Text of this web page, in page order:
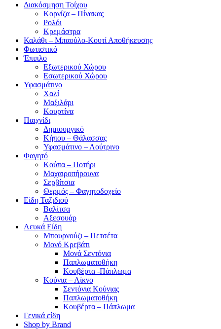
Διακόσμηση Τοίχου
Κορνίζα – Πίνακας
Ρολόι
Κρεμάστρα
Καλάθι – Μπαούλο-Κουτί Αποθήκευσης
Φωτιστικό
Έπιπλο
Εξωτερικού Χώρου
Εσωτερικού Χώρου
Υφασμάτινο
Χαλί
Μαξιλάρι
Κουρτίνα
Παιχνίδι
Δημιουργικό
Κήπου – Θάλασσας
Υφασμάτινο – Λούτρινο
Φαγητό
Κούπα – Ποτήρι
Μαχαιροπήρουνα
Σερβίτσια
Θερμός – Φαγητοδοχείο
Είδη Ταξιδιού
Βαλίτσα
Αξεσουάρ
Λευκά Είδη
Μπουρνούζι – Πετσέτα
Μονό Κρεβάτι
Μονά Σεντόνια
Παπλωματοθήκη
Κουβέρτα -Πάπλωμα
Κούνια – Λίκνο
Σεντόνια Κούνιας
Παπλωματοθήκη
Κουβέρτα – Πάπλωμα
Γενικά είδη
Shop by Brand